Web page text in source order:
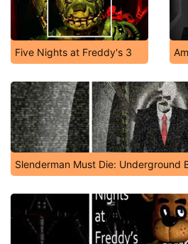
Five Nights at Freddy's 3
Slenderman Must Die: Underground